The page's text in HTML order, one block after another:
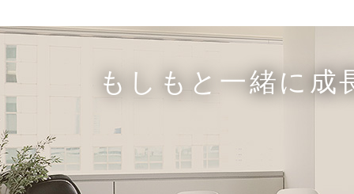
もしもと一緒に成